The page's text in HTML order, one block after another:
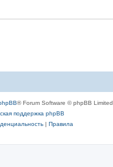
® Forum Software © phpBB Limited
поддержка phpBB
| Правила